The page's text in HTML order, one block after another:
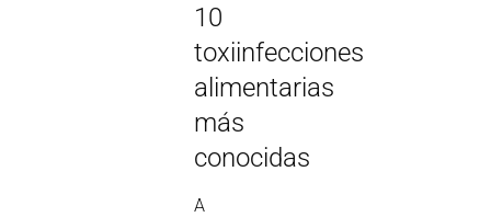
10
toxiinfecciones
alimentarias
más
conocidas
A